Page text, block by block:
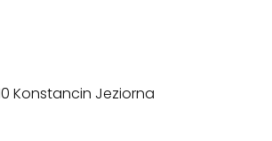
Konstancin Jeziorna